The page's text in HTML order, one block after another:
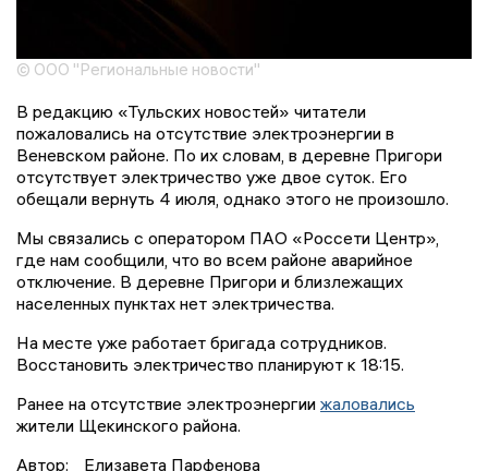
© ООО "Региональные новости"
В редакцию «Тульских новостей» читатели
пожаловались на отсутствие электроэнергии в
Веневском районе. По их словам, в деревне Пригори
отсутствует электричество уже двое суток. Его
обещали вернуть 4 июля, однако этого не произошло.
Мы связались с оператором ПАО «Россети Центр»,
где нам сообщили, что во всем районе аварийное
отключение. В деревне Пригори и близлежащих
населенных пунктах нет электричества.
На месте уже работает бригада сотрудников.
Восстановить электричество планируют к 18:15.
Ранее на отсутствие электроэнергии жаловались
жители Щекинского района.
Автор:
Елизавета Парфенова